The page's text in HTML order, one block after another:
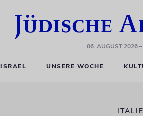
06. AUGUST 2026
ISRAEL UNSERE WOCHE